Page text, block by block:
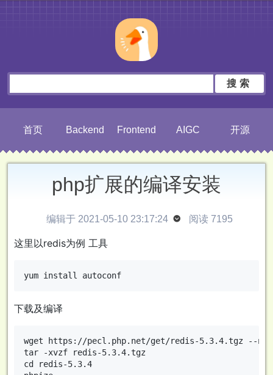
搜索
首页 Backend Frontend AIGC 开源
php扩展的编译安装
编辑于 2021-05-10 23:17:24  阅读 7195
这里以redis为例 工具
下载及编译
wget https://pecl.php.net/get/redis-5.3.4.tgz --
tar -xvzf redis-5.3.4.tgz
cd redis-5.3.4